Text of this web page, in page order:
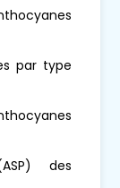
par type
des